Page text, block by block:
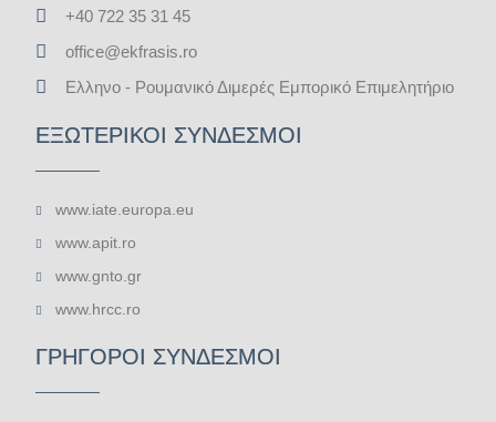
+40 722 35 31 45
office@ekfrasis.ro
Ελληνο - Ρουμανικό Διμερές Εμπορικό Επιμελητήριο
ΕΞΩΤΕΡΙΚΟΙ ΣΥΝΔΕΣΜΟΙ
www.iate.europa.eu
www.apit.ro
www.gnto.gr
www.hrcc.ro
ΓΡΗΓΟΡΟΙ ΣΥΝΔΕΣΜΟΙ